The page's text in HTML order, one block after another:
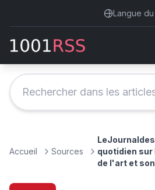
Langue
Accueil Sources
quotidien
de l'art et